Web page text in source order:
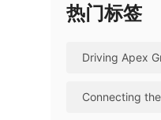
热门标签
Driving Apex
2026
Connecting